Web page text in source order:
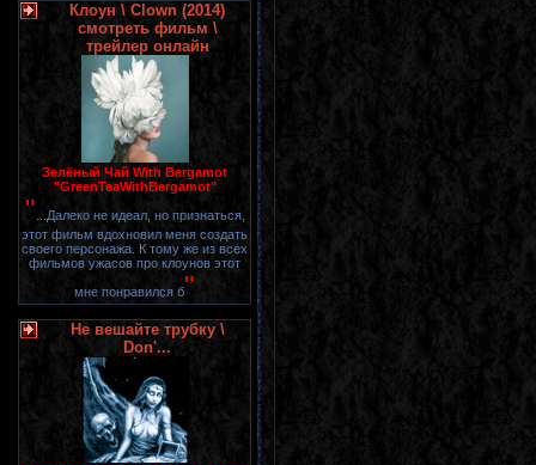
Клоун \ Clown (2014)
смотреть фильм \
трейлер онлайн
Зелёный Чай With Bergamot
"GreenTeaWithBergamot"
" ...Далеко не идеал, но признаться,
этот фильм вдохновил меня создать
своего персонажа. К тому же из всех
фильмов ужасов про клоунов этот
мне понравился б"
Не вешайте трубку \
Don'...